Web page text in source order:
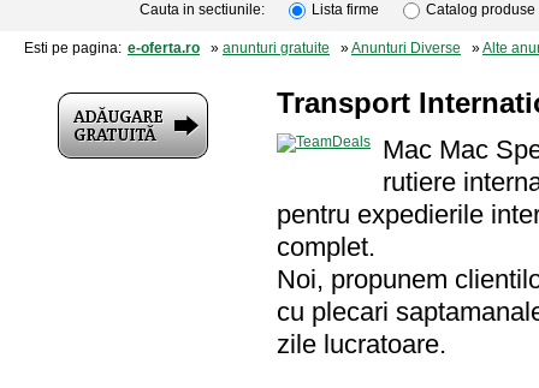
Cauta in sectiunile: Lista firme Catalog produse
Esti pe pagina: e-oferta.ro » anunturi gratuite »Anunturi Diverse »Alte
Transport
Mac Mac
rutiere
pentru expedierile
complet.
Noi, propunem
cu plecari
zile lucratoare.